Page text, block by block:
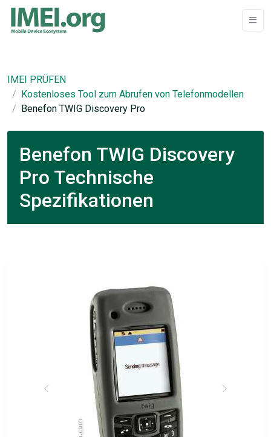
IMEI PRÜFEN
Kostenloses Tool zum Abrufen von Telefonmodellen
Benefon TWIG Discovery Pro
Benefon TWIG Discovery
Pro Technische
Spezifikationen